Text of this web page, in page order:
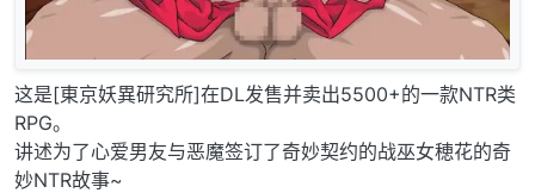
这是[東京妖異研究所]在DL发售并卖出5500+的一款NTR类
RPG。
讲述为了心爱男友与恶魔签订了奇妙契约的战巫女穂花的奇
妙NTR故事~